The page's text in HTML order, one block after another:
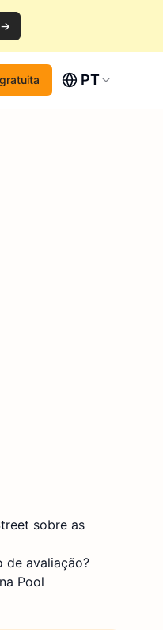
→
PT
sobre as
de avaliação?
Pool